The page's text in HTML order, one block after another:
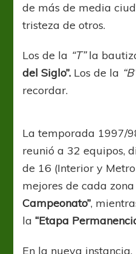
de más de media
tristeza de otros.
Los de la “T”la
del Siglo”. Los de la
recordar.
La temporada 1997/
reunió a 32 equipos,
de 16 (Interior y
mejores de cada
Campeonato”,
la“Etapa
En la nueva